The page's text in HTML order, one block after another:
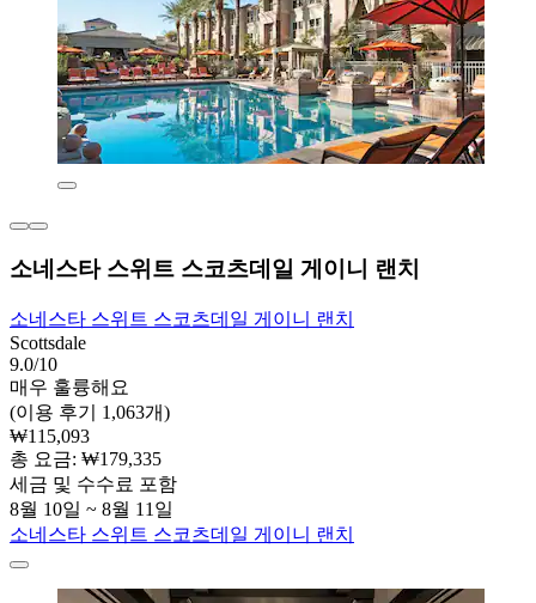
소네스타 스위트 스코츠데일 게이니 랜치
소네스타 스위트 스코츠데일 게이니 랜치
Scottsdale
9.0/10
매우 훌륭해요
(이용 후기 1,063개)
₩115,093
총 요금: ₩179,335
세금 및 수수료 포함
8월 10일 ~ 8월 11일
소네스타 스위트 스코츠데일 게이니 랜치